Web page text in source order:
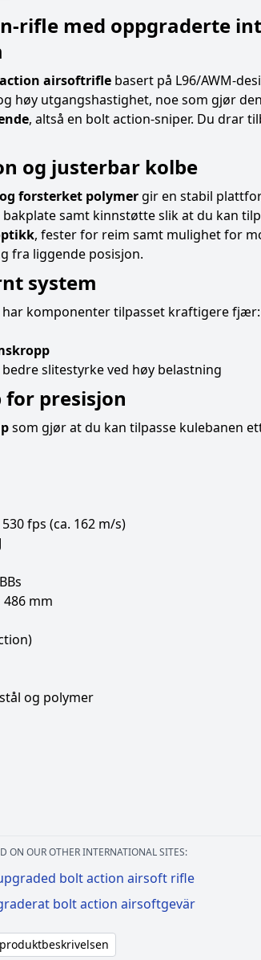
rifle med oppgraderte
airsoftrifle basert på L96/AWM-
høy utgangshastighet, noe som gjør
, altså en bolt action-sniper. Du drar
og justerbar kolbe
forsterket polymergir en stabil
samt kinnstøtte slik at du kan
, fester for reim samt mulighet for
fra liggende posisjon.
system
komponenter tilpasset kraftigere fjær:
bedre slitestyrke ved høy belastning
for presisjon
som gjør at du kan tilpasse kulebanen
530 fps (ca. 162 m/s)
486 mm
og polymer
ON OUR OTHER INTERNATIONAL SITES:
bolt action airsoft rifle
bolt action airsoftgevär